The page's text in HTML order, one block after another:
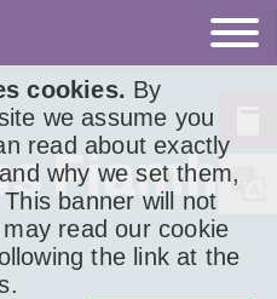
cookies. By
we assume you
read about exactly
why we set them,
banner will not
read our cookie
the link at the
Fiamh-